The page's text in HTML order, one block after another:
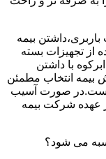
بیمه
از تجهیزات بسته
با داشتن
بیمه انتخاب مطمئن
است.در صورت آسیب
عهده شرکت بیمه
می شود؟